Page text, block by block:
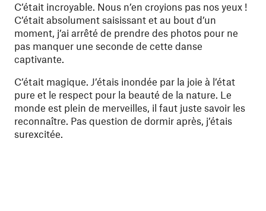
C’était incroyable. Nous n’en croyions pas nos yeux !
C’était absolument saisissant et au bout d’un
moment, j’ai arrêté de prendre des photos pour ne
pas manquer une seconde de cette danse
captivante.
C’était magique. J’étais inondée par la joie à l’état
pure et le respect pour la beauté de la nature. Le
monde est plein de merveilles, il faut juste savoir les
reconnaître. Pas question de dormir après, j’étais
surexcitée.